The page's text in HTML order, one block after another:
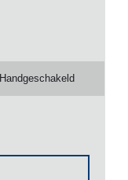
Handgeschakeld